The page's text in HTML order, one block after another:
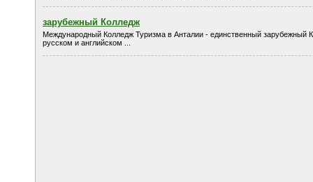
зарубежный Колледж
Международный Колледж Туризма в Анталии - единственный зарубежный
русском и английском ...